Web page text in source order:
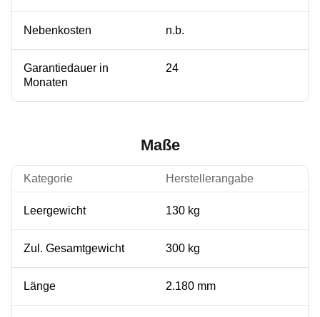
Nebenkosten n.b.
Garantiedauer in
Monaten
24
Maße
Kategorie Herstellerangabe
Leergewicht 130 kg
Zul. Gesamtgewicht 300 kg
Länge 2.180 mm